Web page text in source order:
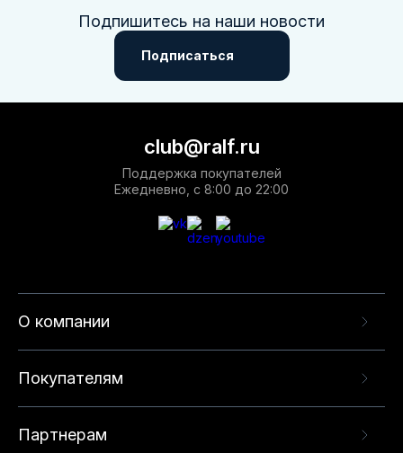
Подпишитесь на наши новости
Подписаться
О компании
Покупателям
Партнерам
club@ralf.ru
Поддержка покупателей
Ежедневно, с 8:00 до 22:00